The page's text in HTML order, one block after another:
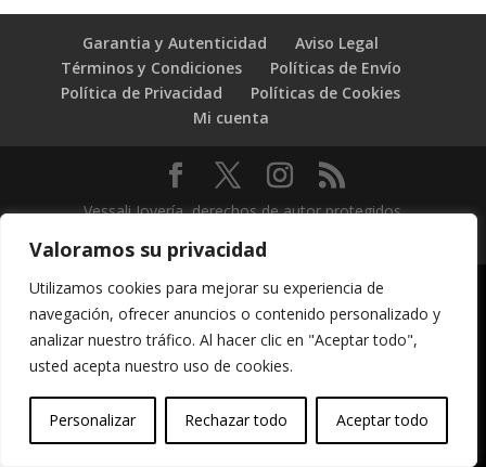
Valoramos su privacidad
Utilizamos cookies para mejorar su experiencia de
navegación, ofrecer anuncios o contenido personalizado y
analizar nuestro tráfico. Al hacer clic en "Aceptar todo",
usted acepta nuestro uso de cookies.
Personalizar Rechazar todo Aceptar todo
Garantia y Autenticidad
Aviso Legal
Términos y Condiciones
Políticas de Envío
Política de Privacidad
Políticas de Cookies
Mi cuenta
Vessali Joyería, derechos de autor protegidos